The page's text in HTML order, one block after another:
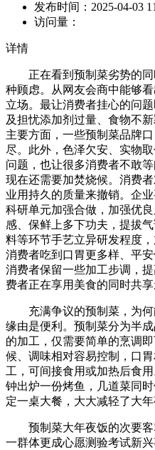
发布时间： 2025-04-03
访问量：
详情
正在看到预制菜劣势的同
种顾虑。从网友会商中能够
立场。最让消费者挂心的问
及担忧添加剂过量、食物不
主要方面，一些预制菜品牌
尽。此外，色泽欠安、实物
问题，也让很多消费者不敢
现在还需要加焚烧候。消费
业用持久的质量来撤销。企
科研单元加强合做，加强优
感、保鲜上多下功夫，提拔
料等环节手艺立异研发程度
消费者吃到口胃更多样、平
消费者保留一些加工步调，
费者正在享用美食的同时共享
充满争议的预制菜，为何
缘由是便利。预制菜分为半
的加工，仅需要简单的烹调
候、调味相对容易控制，口
工，可间接食用或加热后食
钟出炉一份烤鱼，几道菜同
定一桌大餐，大大减轻了大年
预制菜大年夜饭的次要客
一群体更成心愿测验考试新